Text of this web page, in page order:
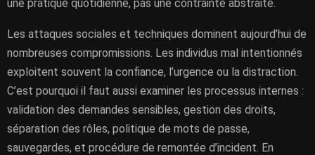
une pratique quotidienne, pas une contrainte abstraite.
Les attaques sociales et techniques dominent aujourd’hui de
nombreuses compromissions. Les individus mal intentionnés
exploitent souvent la confiance, l’urgence ou la distraction.
C’est pourquoi il faut aussi examiner les processus internes :
validation des demandes sensibles, gestion des droits,
séparation des rôles, politique de mots de passe,
sauvegardes, et procédure de remontée d’incident. En